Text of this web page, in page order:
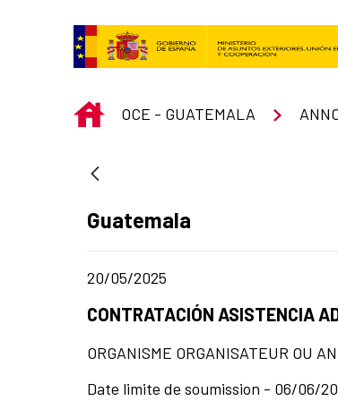
INICIO
OCE - GUATEMALA
Apartado del anuncio:
Guatemala
Fecha de publicación de la noticia
20/05/2025
Título del anuncio:
CONTRATACIÓN ASISTENCIA
ORGANISME ORGANISATEUR OU
Date limite de soumission - 06/06/